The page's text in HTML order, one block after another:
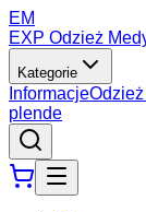
EM
EXP Odzież
Kategorie
Informacje
pl ende